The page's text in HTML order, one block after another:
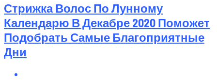
Стрижка Волос По Лунному
Календарю В Декабре 2020 Поможет
Подобрать Самые Благоприятные
Дни